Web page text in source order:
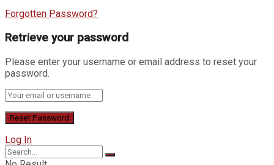
Forgotten Password?
Retrieve your password
Please enter your username or email address to reset your
password.
Log In